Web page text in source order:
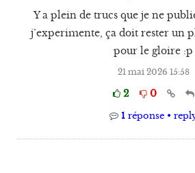
Y a plein de trucs que je ne
j’experimente, ça doit rester un
pour le gloire :p
21 mai 2026 15:58
2 0
1 réponse •